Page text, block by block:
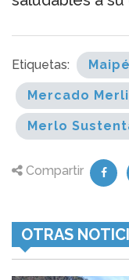
Etiquetas: Maipé
Mercado
Merlo
Compartir
OTRAS